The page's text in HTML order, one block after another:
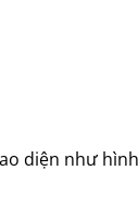
diện như